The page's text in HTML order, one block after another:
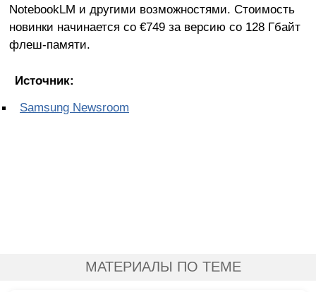
NotebookLM и другими возможностями. Стоимость
новинки начинается со €749 за версию со 128 Гбайт
флеш-памяти.
Источник:
Samsung Newsroom
МАТЕРИАЛЫ ПО ТЕМЕ